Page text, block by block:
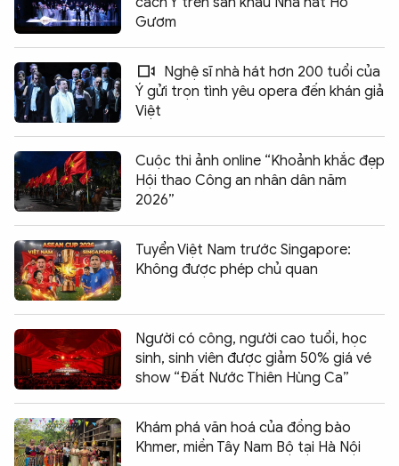
Gươm
Nghệ sĩ nhà hát hơn 200 tuổi của
Ý gửi trọn tình yêu opera đến khán giả
Việt
Cuộc thi ảnh online “Khoảnh khắc đẹp
Hội thao Công an nhân dân năm
2026”
Tuyển Việt Nam trước Singapore:
Không được phép chủ quan
Người có công, người cao tuổi, học
sinh, sinh viên được giảm 50% giá vé
show “Đất Nước Thiên Hùng Ca”
Khám phá văn hoá của đồng bào
Khmer, miền Tây Nam Bộ tại Hà Nội